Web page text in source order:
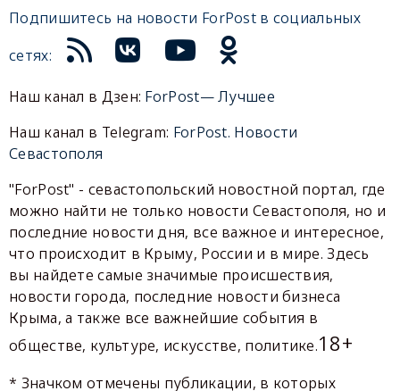
Подпишитесь на новости ForPost в социальных
сетях:
Наш канал в Дзен: ForPost— Лучшее
Наш канал в Telegram: ForPost. Новости
Севастополя
"ForPost" - севастопольский новостной портал, где
можно найти не только новости Севастополя, но и
последние новости дня, все важное и интересное,
что происходит в Крыму, России и в мире. Здесь
вы найдете самые значимые происшествия,
новости города, последние новости бизнеса
Крыма, а также все важнейшие события в
обществе, культуре, искусстве, политике.18+
* Значком отмечены публикации, в которых